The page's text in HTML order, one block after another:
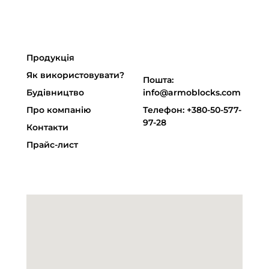
Продукція
Як використовувати?
Будівництво
Про компанію
Контакти
Прайс-лист
Пошта:
info@armoblocks.com
Телефон: +380-50-577-
97-28